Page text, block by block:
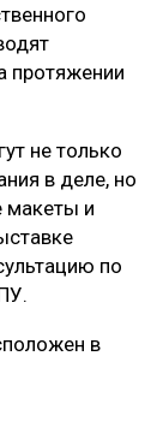
протяжении
не только
в деле, но
макеты и
по
в